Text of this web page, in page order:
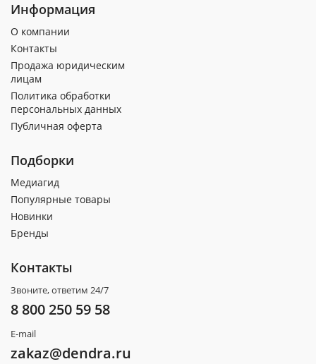
Информация
О компании
Контакты
Продажа юридическим
лицам
Политика обработки
персональных данных
Публичная оферта
Подборки
Медиагид
Популярные товары
Новинки
Бренды
Контакты
Звоните, ответим 24/7
8 800 250 59 58
E-mail
zakaz@dendra.ru